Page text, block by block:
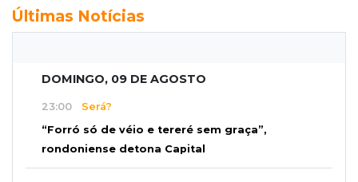
Últimas Notícias
DOMINGO, 09 DE AGOSTO
23:00 Será?
“Forró só de véio e tereré sem graça”,
rondoniense detona Capital